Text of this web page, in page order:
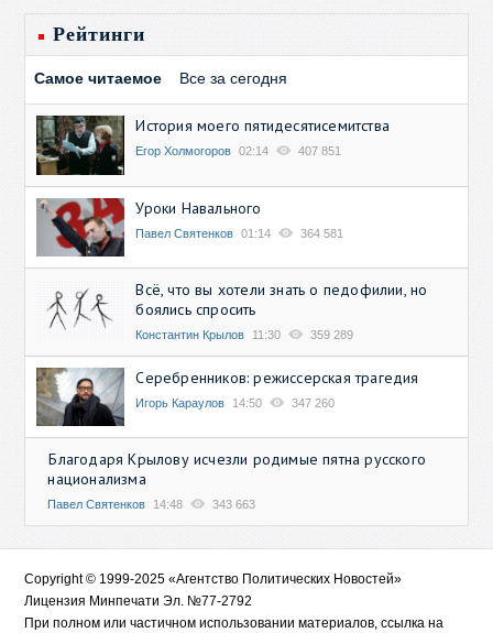
Рейтинги
Самое читаемое Все за сегодня
История моего пятидесятисемитства
Егор Холмогоров 02:14 407 851
Уроки Навального
Павел Святенков 01:14 364 581
Всё, что вы хотели знать о педофилии, но
боялись спросить
Константин Крылов 11:30 359 289
Серебренников: режиссерская трагедия
Игорь Караулов 14:50 347 260
Благодаря Крылову исчезли родимые пятна русского
национализма
Павел Святенков 14:48 343 663
Copyright © 1999-2025 «Агентство Политических Новостей»
Лицензия Минпечати Эл. №77-2792
При полном или частичном использовании материалов, ссылка на